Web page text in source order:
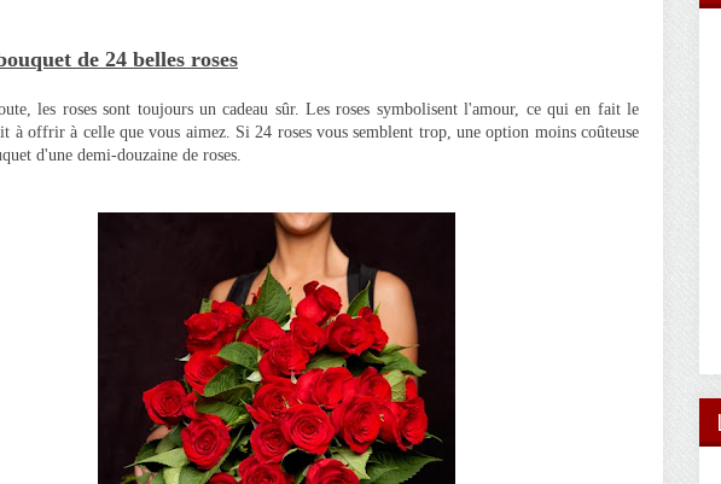
de 24 belles roses
les roses sont toujours un cadeau sûr. Les roses symbolisent l'amour, ce qui en fait le
à offrir à celle que vous aimez. Si 24 roses vous semblent trop, une option moins coûteuse
d'une demi-douzaine de roses.